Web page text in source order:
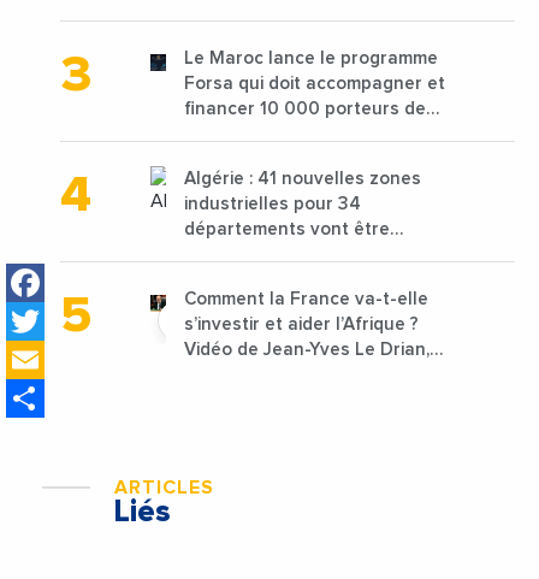
Facebook
Twitter
Le Maroc lance le programme
Forsa qui doit accompagner et
financer 10 000 porteurs de
Algérie : 41 nouvelles zones
industrielles pour 34
départements vont être
Comment la France va-t-elle
s’investir et aider l’Afrique ?
Vidéo de Jean-Yves Le Drian,
ARTICLES
Liés